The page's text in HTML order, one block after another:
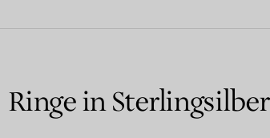
Ringe in Sterlingsilber